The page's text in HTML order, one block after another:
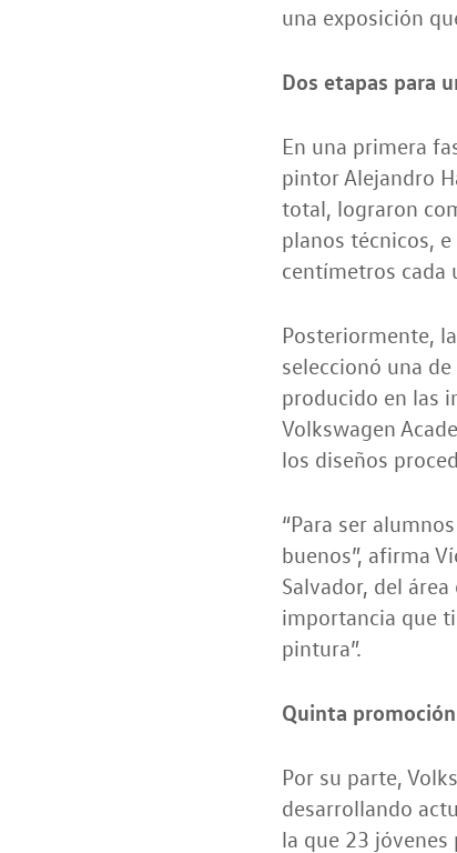
una exposición
Dos etapas para
En una primera
pintor Alejandro
total, lograron
planos técnicos,
centímetros cada
Posteriormente,
seleccionó una
producido en las
Volkswagen
los diseños
“Para ser
buenos”, afirma
Salvador, del
importancia que
pintura”.
Quinta
Por su parte,
desarrollando
la que 23